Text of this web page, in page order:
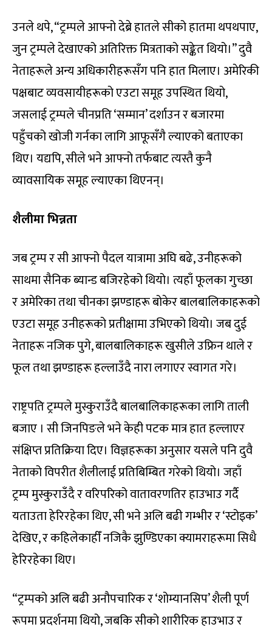
उनले थपे, “ट्रम्पले आफ्नो देब्रे हातले सीको हातमा थपथपाए,
जुन ट्रम्पले देखाएको अतिरिक्त मित्रताको सङ्केत थियो।” दुवै
नेताहरूले अन्य अधिकारीहरूसँग पनि हात मिलाए। अमेरिकी
पक्षबाट व्यवसायीहरूको एउटा समूह उपस्थित थियो,
जसलाई ट्रम्पले चीनप्रति ‘सम्मान’ दर्शाउन र बजारमा
पहुँचको खोजी गर्नका लागि आफूसँगै ल्याएको बताएका
थिए। यद्यपि, सीले भने आफ्नो तर्फबाट त्यस्तै कुनै
व्यावसायिक समूह ल्याएका थिएनन्।
शैलीमा भिन्नता
जब ट्रम्प र सी आफ्नो पैदल यात्रामा अघि बढे, उनीहरूको
साथमा सैनिक ब्यान्ड बजिरहेको थियो। त्यहाँ फूलका गुच्छा
र अमेरिका तथा चीनका झण्डाहरू बोकेर बालबालिकाहरूको
एउटा समूह उनीहरूको प्रतीक्षामा उभिएको थियो। जब दुई
नेताहरू नजिक पुगे, बालबालिकाहरू खुसीले उफ्रिन थाले र
फूल तथा झण्डाहरू हल्लाउँदै नारा लगाएर स्वागत गरे।
राष्ट्रपति ट्रम्पले मुस्कुराउँदै बालबालिकाहरूका लागि ताली
बजाए । सी जिनपिङले भने केही पटक मात्र हात हल्लाएर
संक्षिप्त प्रतिक्रिया दिए। विज्ञहरूका अनुसार यसले पनि दुवै
नेताको विपरीत शैलीलाई प्रतिबिम्बित गरेको थियो। जहाँ
ट्रम्प मुस्कुराउँदै र वरिपरिको वातावरणतिर हाउभाउ गर्दै
यताउता हेरिरहेका थिए, सी भने अलि बढी गम्भीर र ‘स्टोइक’
देखिए, र कहिलेकाहीँ नजिकै झुण्डिएका क्यामराहरूमा सिधै
हेरिरहेका थिए।
“ट्रम्पको अलि बढी अनौपचारिक र ‘शोम्यानसिप’ शैली पूर्ण
रूपमा प्रदर्शनमा थियो, जबकि सीको शारीरिक हाउभाउ र